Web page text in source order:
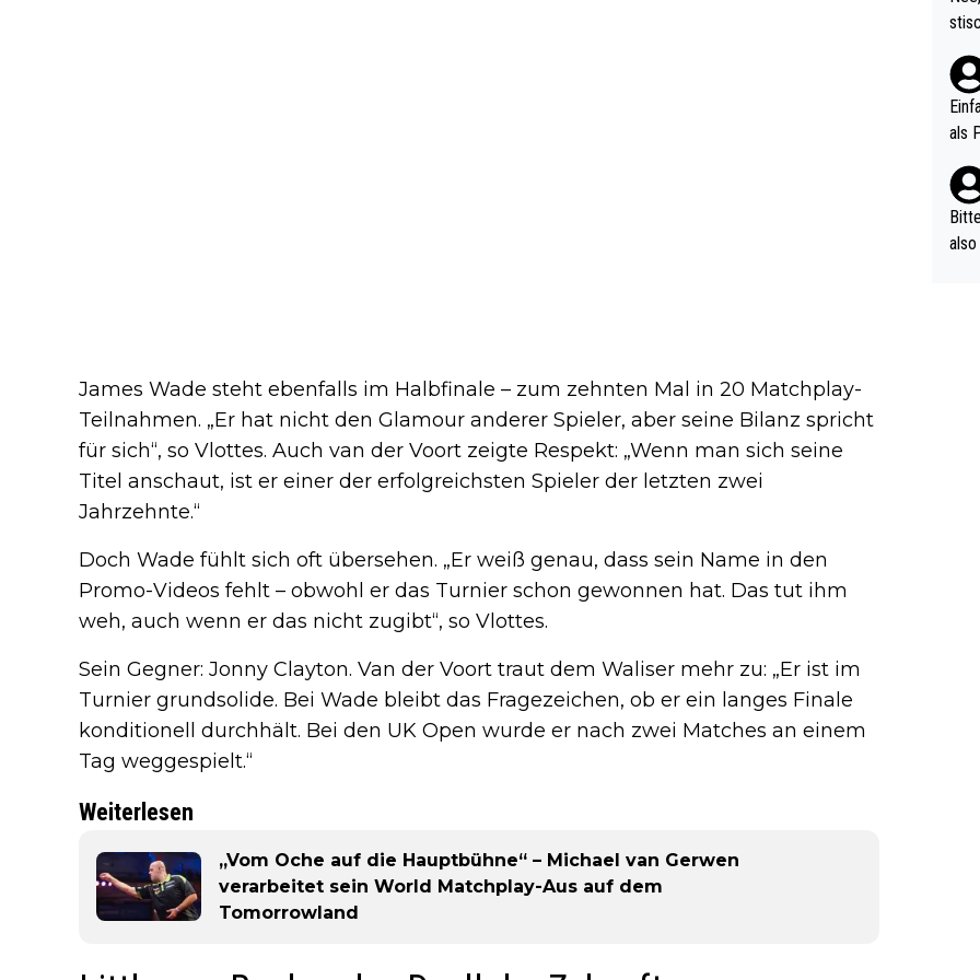
James Wade steht ebenfalls im Halbfinale – zum zehnten Mal in 20 Matchplay-
Teilnahmen. „Er hat nicht den Glamour anderer Spieler, aber seine Bilanz spricht
für sich“, so Vlottes. Auch van der Voort zeigte Respekt: „Wenn man sich seine
Titel anschaut, ist er einer der erfolgreichsten Spieler der letzten zwei
Jahrzehnte.“
Doch Wade fühlt sich oft übersehen. „Er weiß genau, dass sein Name in den
Promo-Videos fehlt – obwohl er das Turnier schon gewonnen hat. Das tut ihm
weh, auch wenn er das nicht zugibt“, so Vlottes.
Sein Gegner: Jonny Clayton. Van der Voort traut dem Waliser mehr zu: „Er ist im
Turnier grundsolide. Bei Wade bleibt das Fragezeichen, ob er ein langes Finale
konditionell durchhält. Bei den UK Open wurde er nach zwei Matches an einem
Tag weggespielt.“
Weiterlesen
„Vom Oche auf die Hauptbühne“ – Michael van Gerwen
verarbeitet sein World Matchplay-Aus auf dem
Tomorrowland
(in
als
nes
ttler
vV
als